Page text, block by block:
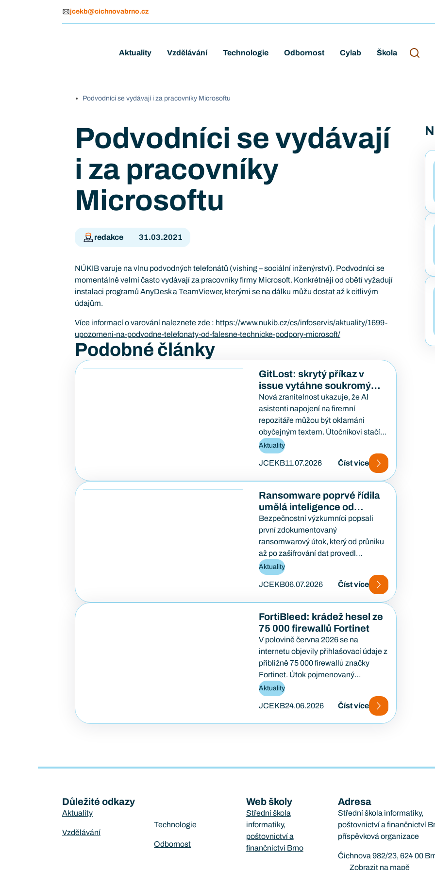
jcekb@cichnovabrno.cz
Aktuality Vzdělávání Technologie Odbornost Cylab Škola
Podvodníci se vydávají i za pracovníky Microsoftu
Podvodníci se vydávají
i za pracovníky
Microsoftu
redakce 31.03.2021
NÚKIB varuje na vlnu podvodných telefonátů (vishing – sociální inženýrství). Podvodníci se
momentálně velmi často vydávají za pracovníky firmy Microsoft. Konkrétněji od obětí vyžadují
instalaci programů AnyDesk a TeamViewer, kterými se na dálku můžu dostat až k citlivým
údajům.
Více informací o varování naleznete zde : https://www.nukib.cz/cs/infoservis/aktuality/1699-
upozorneni-na-podvodne-telefonaty-od-falesne-technicke-podpory-microsoft/
Podobné články
GitLost: skrytý příkaz v
issue vytáhne soukromý
kód
Nová zranitelnost ukazuje, že AI
asistenti napojení na firemní
repozitáře můžou být oklamáni
obyčejným textem. Útočníkovi stačí
založit veřejný požadavek na opravu
a počkat, až…
Aktuality
JCEKB11.07.2026 Číst více
Ransomware poprvé řídila
umělá inteligence od
začátku do konce
Bezpečnostní výzkumníci popsali
první zdokumentovaný
ransomwarový útok, který od průniku
až po zašifrování dat provedl
samostatně AI agent — bez lidského
útočníka u klávesnice. Případ…
Aktuality
JCEKB06.07.2026 Číst více
FortiBleed: krádež hesel ze
75 000 firewallů Fortinet
V polovině června 2026 se na
internetu objevily přihlašovací údaje z
přibližně 75 000 firewallů značky
Fortinet. Útok pojmenovaný
FortiBleed ukázal, jak se i
bezpečnostní…
Aktuality
JCEKB24.06.2026 Číst více
Důležité odkazy
Aktuality
Vzdělávání
Technologie
Odbornost
Web školy
Střední škola
informatiky,
poštovnictví a
finančnictví Brno
Adresa
Střední škola informatiky,
poštovnictví a finančnictví
příspěvková organizace
Čichnova 982/23, 624 00
Zobrazit na mapě